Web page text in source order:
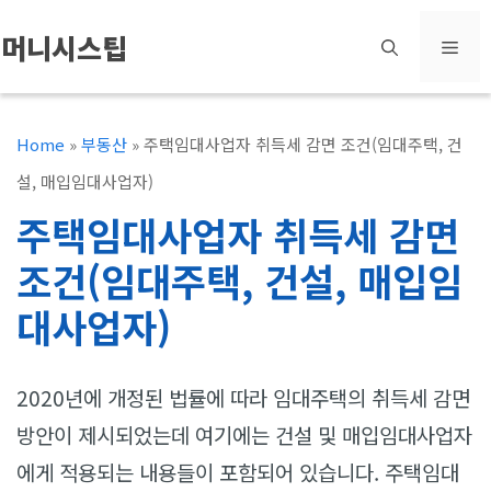
텐
츠
머니시스팁 메
Home »부동산 »주택임대사업자 취득세 감면 조건(임대주택, 건
설, 매입임대사업자)
주택임대사업자 취득세 감면
조건(임대주택, 건설, 매입임
대사업자)
2020년에 개정된 법률에 따라 임대주택의 취득세 감면
방안이 제시되었는데 여기에는 건설 및 매입임대사업자
에게 적용되는 내용들이 포함되어 있습니다. 주택임대